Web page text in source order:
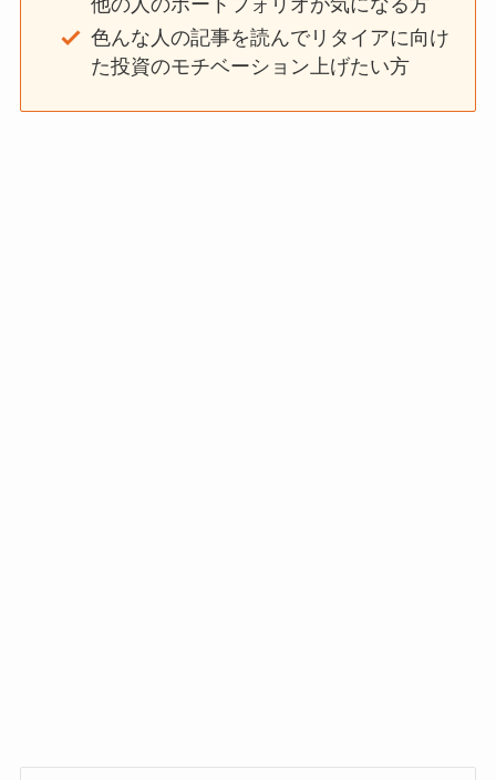
色んな人の記事を読んでリタイアに向け
た投資のモチベーション上げたい方